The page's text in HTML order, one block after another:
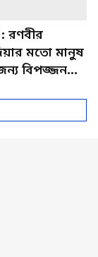
রণবীর
মতো মানুষ
বিপজ্জনক :